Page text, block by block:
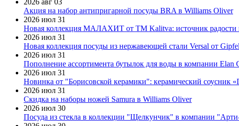
2026 авг 03
Акция на набор антипригарной посуды BRA в Williams Oliver
2026 июл 31
Новая коллекция МАЛАХИТ от ТМ Kalitva: источник радости
2026 июл 31
Новая коллекция посуды из нержавеющей стали Versal от Gipfel
2026 июл 31
Пополнение ассортимента бутылок для воды в компании Elan
2026 июл 31
Новинка от "Борисовской керамики": керамический соусник
2026 июл 31
Скидка на наборы ножей Samura в Williams Oliver
2026 июл 30
Посуда из стекла в коллекции "Щелкунчик" в компании